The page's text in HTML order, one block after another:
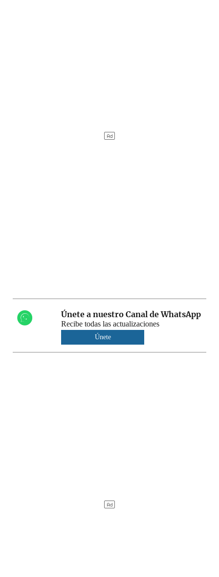
Únete a nuestro Canal de WhatsApp
Recibe todas las actualizaciones
Únete